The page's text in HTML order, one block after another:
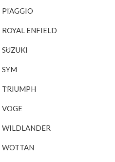
PIAGGIO
ROYAL ENFIELD
SUZUKI
SYM
TRIUMPH
VOGE
WILDLANDER
WOTTAN